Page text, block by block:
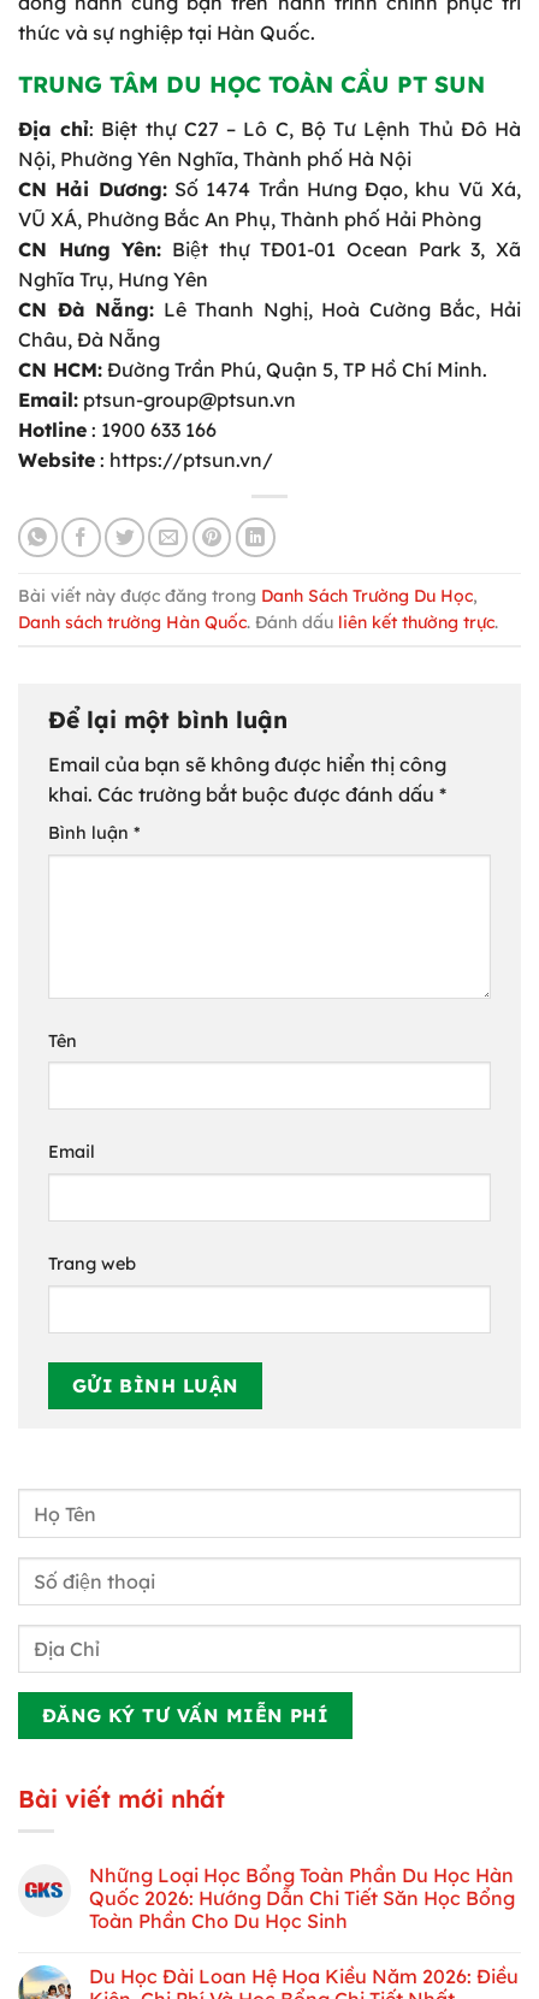
thức và sự nghiệp tại Hàn Quốc.
TRUNG TÂM DU HỌC TOÀN CẦU PT SUN
Địa chỉ: Biệt thự C27 – Lô C, Bộ Tư Lệnh Thủ Đô Hà
Nội, Phường Yên Nghĩa, Thành phố Hà Nội
CN Hải Dương:Số 1474 Trần Hưng Đạo, khu Vũ Xá,
VŨ XÁ, Phường Bắc An Phụ, Thành phố Hải Phòng
CN Hưng Yên: Biệt thự TĐ01-01 Ocean Park 3, Xã
Nghĩa Trụ, Hưng Yên
CN Đà Nẵng: Lê Thanh Nghị, Hoà Cường Bắc, Hải
Châu, Đà Nẵng
CN HCM: Đường Trần Phú, Quận 5, TP Hồ Chí Minh.
Email: ptsun-group@ptsun.vn
Hotline : 1900 633 166
Website : https://ptsun.vn/
Bài viết này được đăng trong Danh Sách Trường Du Học,
Danh sách trường Hàn Quốc. Đánh dấu liên kết thường trực.
Để lại một bình luận
Email của bạn sẽ không được hiển thị công
khai. Các trường bắt buộc được đánh dấu *
Bình luận *
Tên
Email
Trang web
Bài viết mới nhất
Những Loại Học Bổng Toàn Phần Du Học Hàn
Quốc 2026: Hướng Dẫn Chi Tiết Săn Học Bổng
Toàn Phần Cho Du Học Sinh
Du Học Đài Loan Hệ Hoa Kiều Năm 2026: Điều